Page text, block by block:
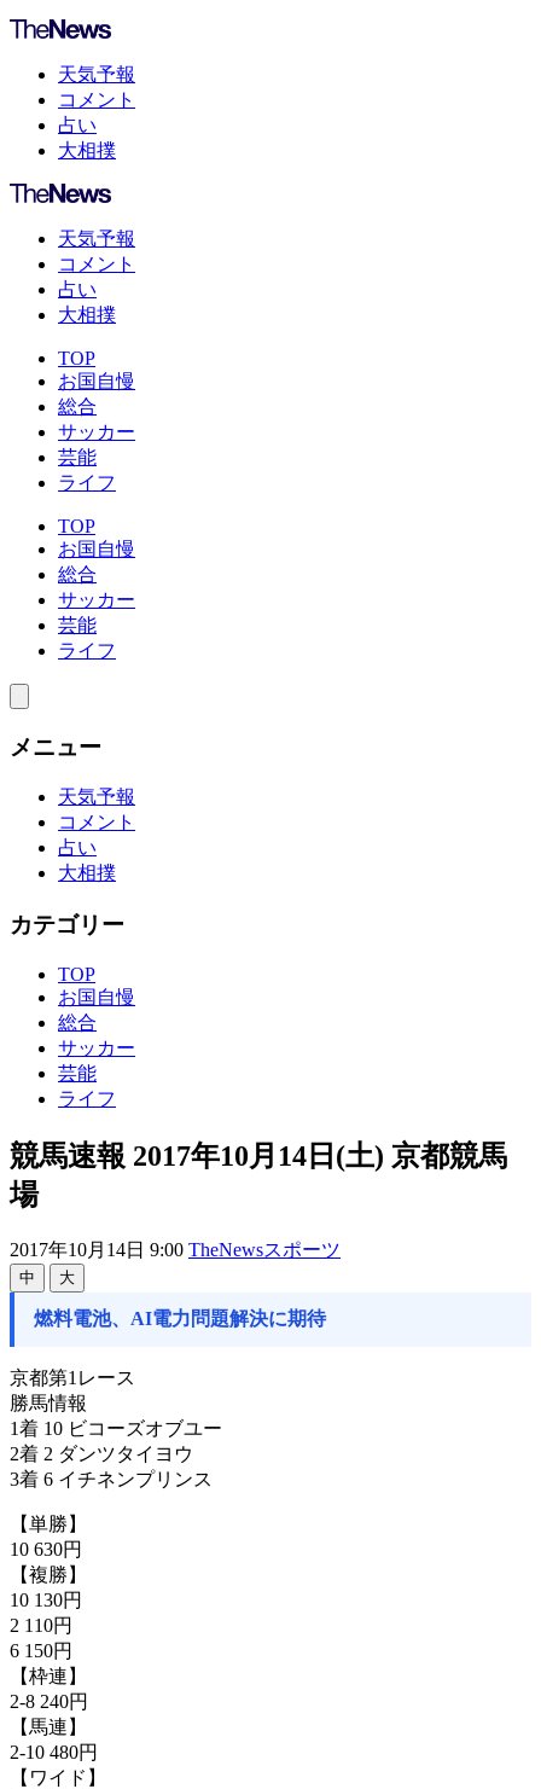
天気予報
コメント
占い
大相撲
天気予報
コメント
占い
大相撲
TOP
お国自慢
総合
サッカー
芸能
ライフ
TOP
お国自慢
総合
サッカー
芸能
ライフ
メニュー
天気予報
コメント
占い
大相撲
カテゴリー
TOP
お国自慢
総合
サッカー
芸能
ライフ
競馬速報 2017年10月14日(土) 京都競馬
場
2017年10月14日 9:00 TheNewsスポーツ
中 大
燃料電池、AI電力問題解決に期待
京都第1レース
勝馬情報
1着 10 ビコーズオブユー
2着 2 ダンツタイヨウ
3着 6 イチネンプリンス
【単勝】
10 630円
【複勝】
10 130円
2 110円
6 150円
【枠連】
2-8 240円
【馬連】
2-10 480円
【ワイド】